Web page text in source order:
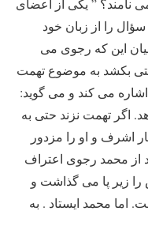
را از زبان خود
این که رجوی می
بکشد به موضوع تهمت
می کند و می گوید:
اگر تهمت نزند حتی به
اشرف و او را مزدور
از محمد رجوی اعتراف
را زیر پا می گذاشت و
محمد ایستاد . به